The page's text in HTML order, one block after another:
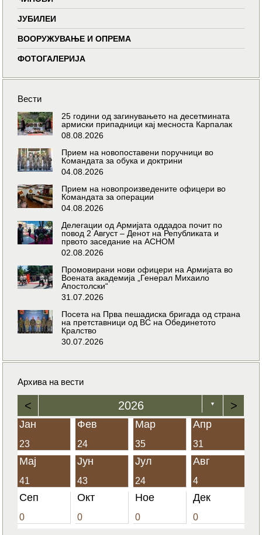
ЈУБИЛЕИ
ВООРУЖУВАЊЕ И ОПРЕМА
ФОТОГАЛЕРИЈА
Вести
25 години од загинувањето на десетмината
армиски припадници кај месноста Карпалак
08.08.2026
Прием на новопоставени поручници во
Командата за обука и доктрини
04.08.2026
Прием на новопроизведените офицери во
Командата за операции
04.08.2026
Делегации од Армијата оддадоа почит по
повод 2 Август – Денот на Републиката и
првото заседание на АСНОМ
02.08.2026
Промовирани нови офицери на Армијата во
Воената академија „Генерал Михаило
Апостолски“
31.07.2026
Посета на Прва пешадиска бригада од страна
на претставници од ВС на Обединетото
Кралство
30.07.2026
Архива на вести
< 2026 ▼ >
Јан
23
Фев
24
Мар
35
Апр
31
Мај
41
Јун
43
Јул
24
Авг
4
Сеп
0
Окт
0
Ное
0
Дек
0